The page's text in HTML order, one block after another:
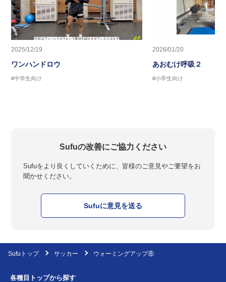
2025/12/19
ワンハンドロウ
#中学生向け
2026/01/20
あおむけ呼吸２
#小学生向け
Sufuの改善にご協力ください
Sufuをより良くしていくために、皆様のご意見やご要望をお
聞かせください。
Sufuに意見を送る
Sufuトップ サッカー ウォーミングアップ⑧
各種目トップから探す